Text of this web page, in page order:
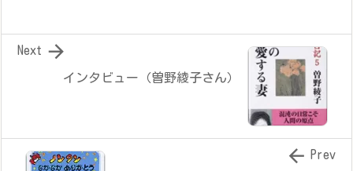
インタビュー（曽野綾子さん）

Next
 Prev